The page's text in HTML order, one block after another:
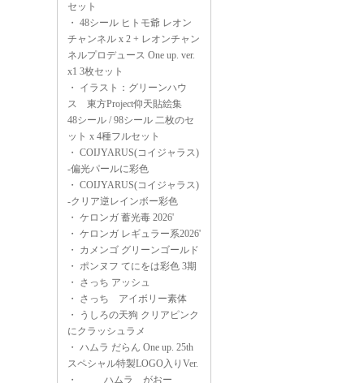
セット
・ 48シール ヒトモ爺 レオン
チャンネル x 2 + レオンチャン
ネルプロデュース One up. ver.
x1 3枚セット
・ イラスト：グリーンハウ
ス 東方Project仰天貼絵集
48シール / 98シール 二枚のセ
ット x 4種フルセット
・ COIJYARUS(コイジャラス)
-偏光パールに彩色
・ COIJYARUS(コイジャラス)
-クリア逆レインボー彩色
・ ケロンガ 蓄光毒 2026'
・ ケロンガ レギュラー系2026'
・ カメンゴ グリーンゴールド
・ ポンヌフ てにをは彩色 3期
・ さっち アッシュ
・ さっち アイボリー素体
・
うしろの天狗 クリアピンク
にクラッシュラメ
・ ハムラ だらん One up. 25th
スペシャル特製LOGO入りVer.
・
ハムラ がおー